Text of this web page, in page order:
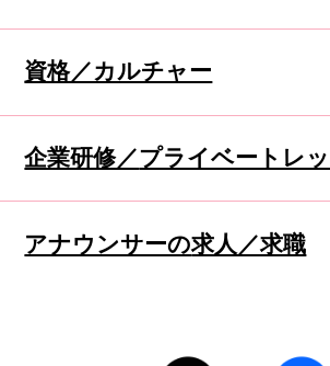
資格／カルチャー
企業研修／プライベートレ
アナウンサーの求人／求職